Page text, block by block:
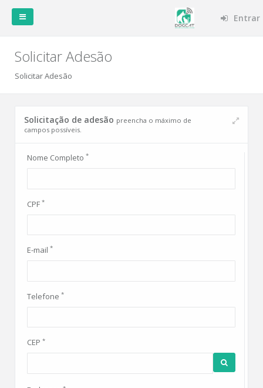
Entrar
Solicitar Adesão
Solicitar Adesão
Solicitação de adesão preencha o máximo de
campos possíveis.
Nome Completo *
CPF *
E-mail *
Telefone *
CEP *